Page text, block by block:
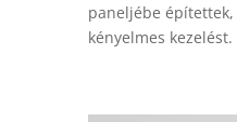
paneljébe
kényelmes kezelést.